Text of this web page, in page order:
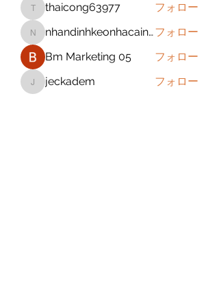
thaicong63977
thaicong63977 フォロー
nhandinhkeonhacainews nhandinhkeonhacainewsフォロー
Bm Marketing 05
フォロー
jeckadem
jeckadem フォロー